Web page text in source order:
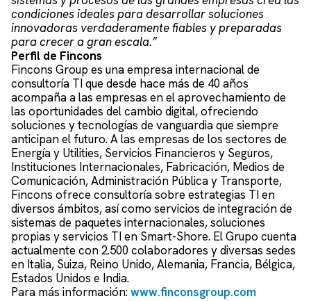
condiciones ideales para desarrollar soluciones
innovadoras verdaderamente fiables y preparadas
para crecer a gran escala.”
Perfil de Fincons
Fincons Group es una empresa internacional de
consultoría TI que desde hace más de 40 años
acompaña a las empresas en el aprovechamiento de
las oportunidades del cambio digital, ofreciendo
soluciones y tecnologías de vanguardia que siempre
anticipan el futuro. A las empresas de los sectores de
Energía y Utilities, Servicios Financieros y Seguros,
Instituciones Internacionales, Fabricación, Medios de
Comunicación, Administración Pública y Transporte,
Fincons ofrece consultoría sobre estrategias TI en
diversos ámbitos, así como servicios de integración de
sistemas de paquetes internacionales, soluciones
propias y servicios TI en Smart-Shore. El Grupo cuenta
actualmente con 2.500 colaboradores y diversas sedes
en Italia, Suiza, Reino Unido, Alemania, Francia, Bélgica,
Estados Unidos e India.
Para más información:www.finconsgroup.com